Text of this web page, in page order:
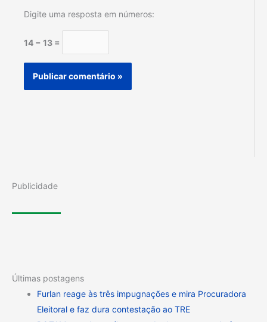
Digite uma resposta em números:
14 − 13 =
Publicidade
Últimas postagens
Furlan reage às três impugnações e mira Procuradora
Eleitoral e faz dura contestação ao TRE